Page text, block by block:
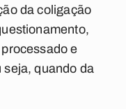
da coligação
e
seja, quando da